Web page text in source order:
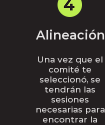
Alineación
Una vez que el
comité te
seleccionó, se
tendrán las
sesiones
necesarias para
encontrar la